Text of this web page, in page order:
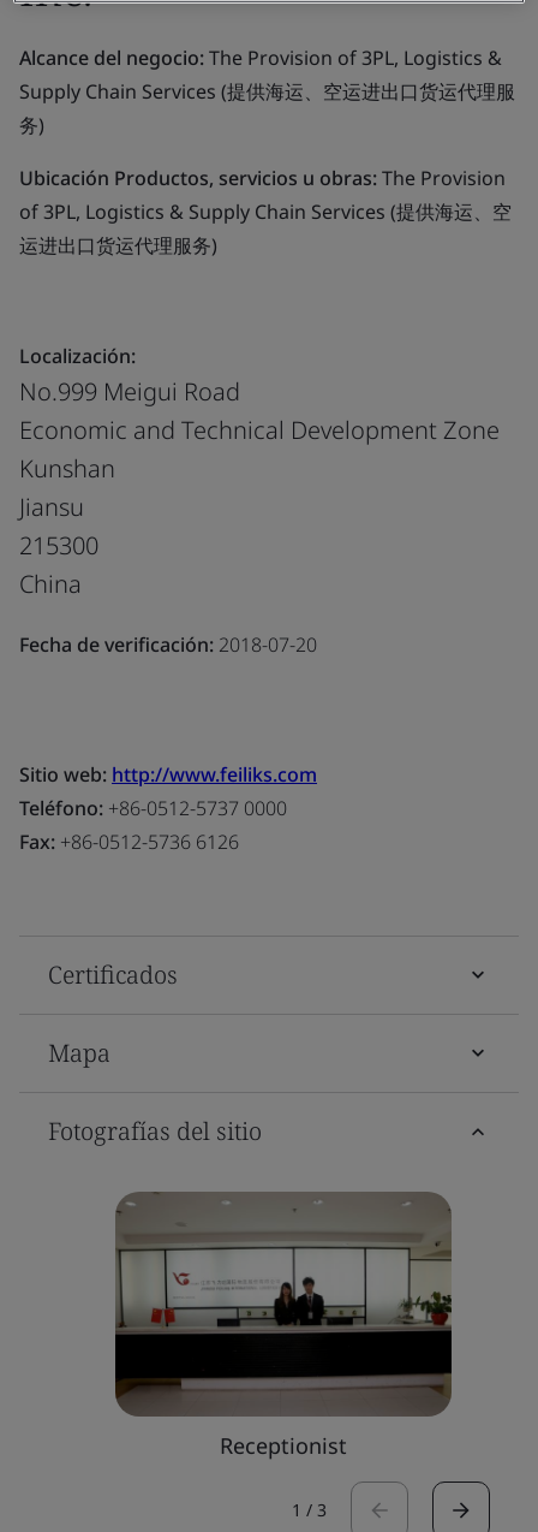
Alcance del negocio:The Provision of 3PL, Logistics &
Supply Chain Services (提供海运、空运进出口货运代理服
务)
Ubicación Productos, servicios u obras:The Provision
of 3PL, Logistics & Supply Chain Services (提供海运、空
运进出口货运代理服务)
Localización:
No.999 Meigui Road
Economic and Technical Development Zone
Kunshan
Jiansu
215300
China
Fecha de verificación: 2018-07-20
Sitio web: http://www.feiliks.com
Teléfono: +86-0512-5737 0000
Fax: +86-0512-5736 6126
Certificados
Mapa
Fotografías del sitio
Receptionist
1 / 3